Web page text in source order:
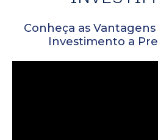
Conheça as
Investimento a